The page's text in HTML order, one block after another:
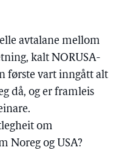
avtalane mellom
kalt NORUSA-
første vart inngått alt
då, og er framleis
om
Noreg og USA?